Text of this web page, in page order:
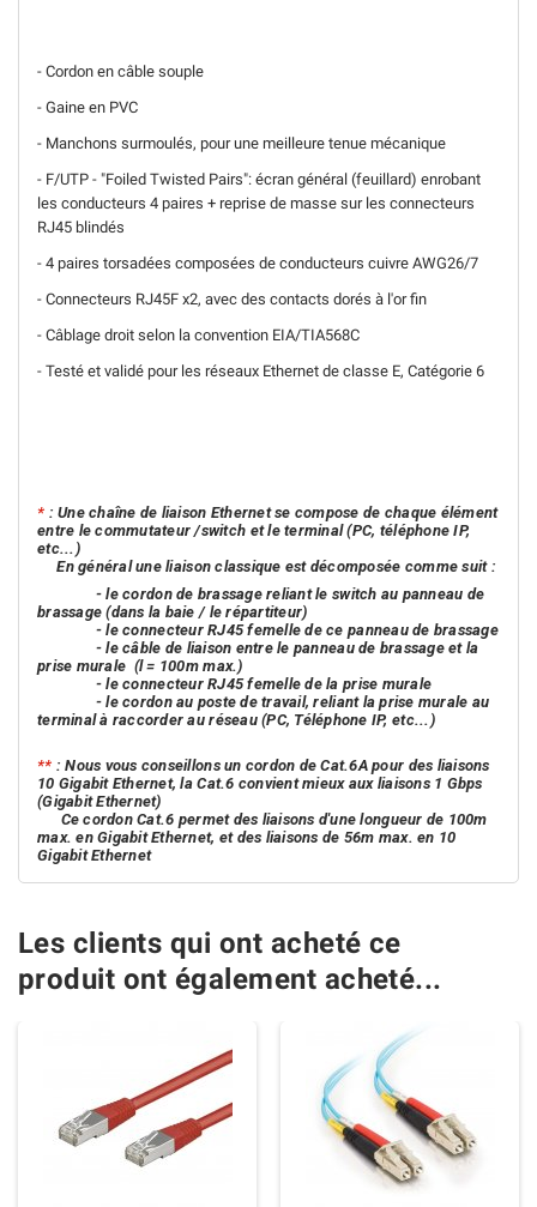
- Cordon en câble souple
- Gaine en PVC
- Manchons surmoulés, pour une meilleure tenue mécanique
- F/UTP - "Foiled Twisted Pairs": écran général (feuillard) enrobant
les conducteurs 4 paires + reprise de masse sur les connecteurs
RJ45 blindés
- 4 paires torsadées composées de conducteurs cuivre AWG26/7
- Connecteurs RJ45F x2, avec des contacts dorés à l'or fin
- Câblage droit selon la convention EIA/TIA568C
- Testé et validé pour les réseaux Ethernet de classe E, Catégorie 6
* : Une chaîne de liaison Ethernet se compose de chaque élément
entre le commutateur /switch et le terminal (PC, téléphone IP,
etc...)
En général une liaison classique est décomposée comme suit :
- le cordon de brassage reliant le switch au panneau de
brassage (dans la baie / le répartiteur)
- le connecteur RJ45 femelle de ce panneau de brassage
- le câble de liaison entre le panneau de brassage et la
prise murale (l = 100m max.)
- le connecteur RJ45 femelle de la prise murale
- le cordon au poste de travail, reliant la prise murale au
terminal à raccorder au réseau (PC, Téléphone IP, etc...)
** : Nous vous conseillons un cordon de Cat.6A pour des liaisons
10 Gigabit Ethernet, la Cat.6 convient mieux aux liaisons 1 Gbps
(Gigabit Ethernet)
Ce cordon Cat.6 permet des liaisons d'une longueur de 100m
max. en Gigabit Ethernet, et des liaisons de 56m max. en 10
Gigabit Ethernet
Les clients qui ont acheté ce
produit ont également acheté...